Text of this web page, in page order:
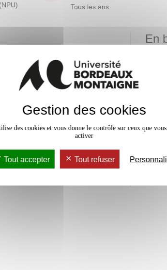
Tous les ans
place de l’événement
des outils d’analyse
en interrogeant la
désirons explorer la
sur ce qui fait
et récits
: l’analyse
événement, et l'étude
des récits
En
Gestion des cookies
des cookies et vous donne le contrôle sur ceux que
activer
Tout accepter Tout refuser